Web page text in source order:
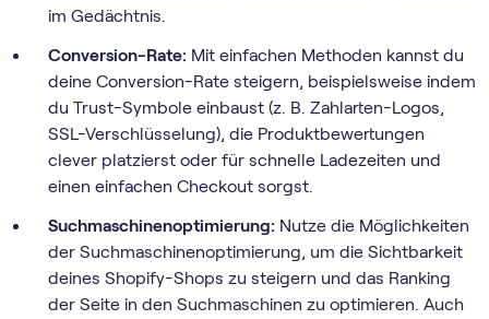
im Gedächtnis.
Conversion-Rate: Mit einfachen Methoden kannst du
deine Conversion-Rate steigern, beispielsweise indem
du Trust-Symbole einbaust (z. B. Zahlarten-Logos,
SSL-Verschlüsselung), die Produktbewertungen
clever platzierst oder für schnelle Ladezeiten und
einen einfachen Checkout sorgst.
Suchmaschinenoptimierung: Nutze die Möglichkeiten
der Suchmaschinenoptimierung, um die Sichtbarkeit
deines Shopify-Shops zu steigern und das Ranking
der Seite in den Suchmaschinen zu optimieren. Auch